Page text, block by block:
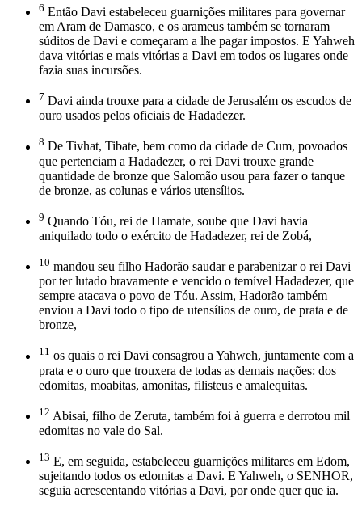
6 Então Davi estabeleceu guarnições militares para governar
em Aram de Damasco, e os arameus também se tornaram
súditos de Davi e começaram a lhe pagar impostos. E Yahweh
dava vitórias e mais vitórias a Davi em todos os lugares onde
fazia suas incursões.
7 Davi ainda trouxe para a cidade de Jerusalém os escudos de
ouro usados pelos oficiais de Hadadezer.
8 De Tivhat, Tibate, bem como da cidade de Cum, povoados
que pertenciam a Hadadezer, o rei Davi trouxe grande
quantidade de bronze que Salomão usou para fazer o tanque
de bronze, as colunas e vários utensílios.
9 Quando Tóu, rei de Hamate, soube que Davi havia
aniquilado todo o exército de Hadadezer, rei de Zobá,
10 mandou seu filho Hadorão saudar e parabenizar o rei Davi
por ter lutado bravamente e vencido o temível Hadadezer, que
sempre atacava o povo de Tóu. Assim, Hadorão também
enviou a Davi todo o tipo de utensílios de ouro, de prata e de
bronze,
11 os quais o rei Davi consagrou a Yahweh, juntamente com a
prata e o ouro que trouxera de todas as demais nações: dos
edomitas, moabitas, amonitas, filisteus e amalequitas.
12 Abisai, filho de Zeruta, também foi à guerra e derrotou mil
edomitas no vale do Sal.
13 E, em seguida, estabeleceu guarnições militares em Edom,
sujeitando todos os edomitas a Davi. E Yahweh, o SENHOR,
seguia acrescentando vitórias a Davi, por onde quer que ia.